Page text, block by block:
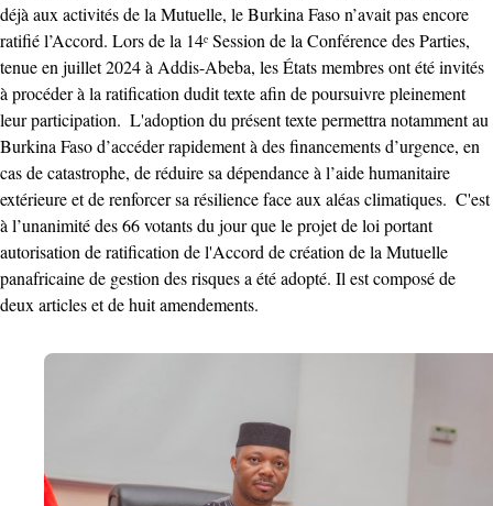
déjà aux activités de la Mutuelle, le Burkina Faso n’avait pas encore
ratifié l’Accord. Lors de la 14ᵉ Session de la Conférence des Parties,
tenue en juillet 2024 à Addis-Abeba, les États membres ont été invités
à procéder à la ratification dudit texte afin de poursuivre pleinement
leur participation. ‎ ‎L'adoption du présent texte permettra notamment au
Burkina Faso d’accéder rapidement à des financements d’urgence, en
cas de catastrophe, de réduire sa dépendance à l’aide humanitaire
extérieure et de renforcer sa résilience face aux aléas climatiques. ‎ ‎C'est
à l’unanimité des 66 votants du jour que le projet de loi portant
autorisation de ratification de l'Accord de création de la Mutuelle
panafricaine de gestion des risques a été adopté. Il est composé de
deux articles et de huit amendements. ‎ ‎